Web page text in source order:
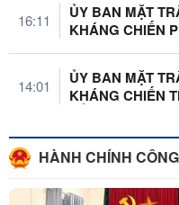
16:11
ỦY BAN MẶT
KHÁNG CHIẾN
14:01
ỦY BAN MẶT
KHÁNG CHIẾN
HÀNH CHÍNH